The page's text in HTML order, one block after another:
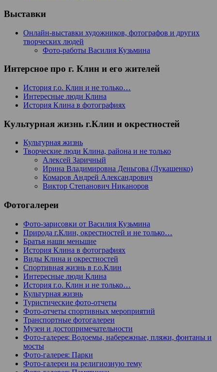
Выставки
Онлайн-выставки художников, фотографов и других
творческих людей
Фото-работы Василия Кузьмина
Интерсное про г. Клин и его жителей
История г.о. Клин и не только…
Интересные люди Клина
История Клина в фотографиях
Культурная жизнь г.Клин и окрестностей
Культурная жизнь
Творческие люди Клина, района и не только
Алексей Заричный
Ирина Владимировна Деньгова (Лукашенко)
Комаров Андрей Александрович
Виктор Степанович Никаноров
Фотогалереи
Фото-зарисовки от Василия Кузьмина
Природа г.Клин, окрестностей и не только…
Братья наши меньшие
История Клина в фотографиях
Виды Клина и окрестностей
Спортивная жизнь в г.о.Клин
Интересные люди Клина
История г.о. Клин и не только…
Культурная жизнь
Туристические фото-отчеты
Фото-отчеты спортивных мероприятий
Транспортные фотогалереи
Музеи и достопримечательности
Фото-галерея: Водоемы, набережные, пляжи, фонтаны и
мосты
Фото-галерея: Парки
Фото-галереи на религиозную тему